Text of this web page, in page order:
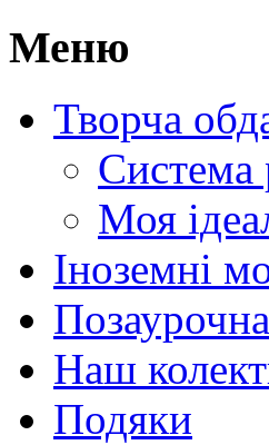
Меню
Творча
Система
Моя
Іноземні
Наш
Подяки